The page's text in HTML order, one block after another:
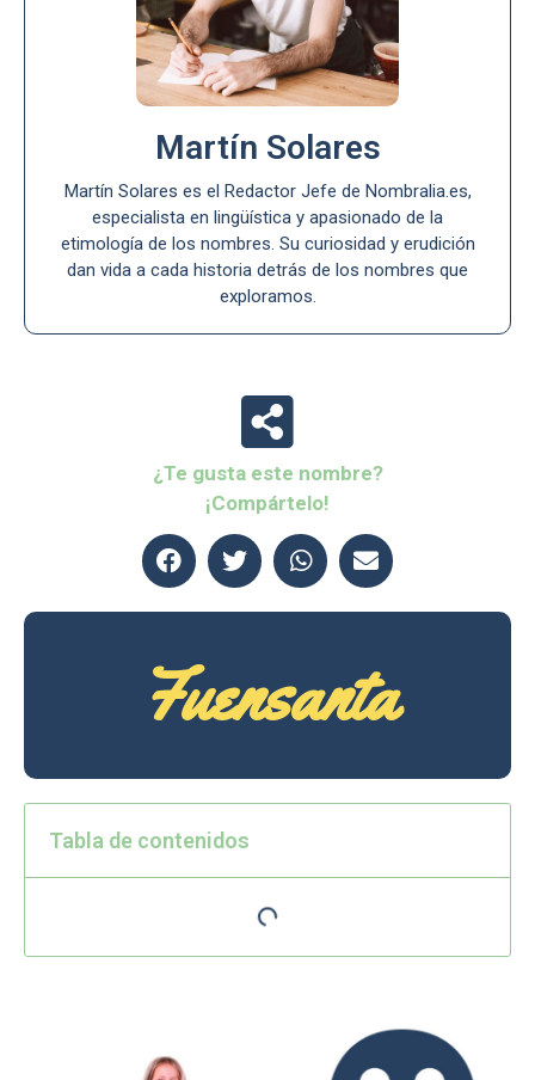
Martín Solares
Martín Solares es el Redactor Jefe de Nombralia.es,
especialista en lingüística y apasionado de la
etimología de los nombres. Su curiosidad y erudición
dan vida a cada historia detrás de los nombres que
exploramos.
¿Te gusta este nombre?
¡Compártelo!
Fuensanta
Tabla de contenidos